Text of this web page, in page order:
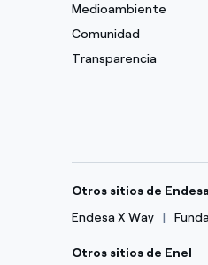
Medioambiente
Comunidad
Transparencia
Otros sitios de Endesa
Endesa X Way
Otros sitios de Enel